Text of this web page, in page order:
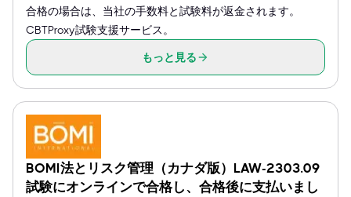
合格の場合は、当社の手数料と試験料が返金されます。
CBTProxy試験支援サービス。
もっと見る
BOMI法とリスク管理（カナダ版）LAW-2303.09
試験にオンラインで合格し、合格後に支払いまし